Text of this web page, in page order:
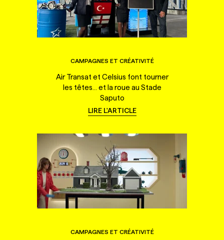
CAMPAGNES ET CRÉATIVITÉ
Air Transat et Celsius font tourner
les têtes... et la roue au Stade
Saputo
LIRE L'ARTICLE
CAMPAGNES ET CRÉATIVITÉ